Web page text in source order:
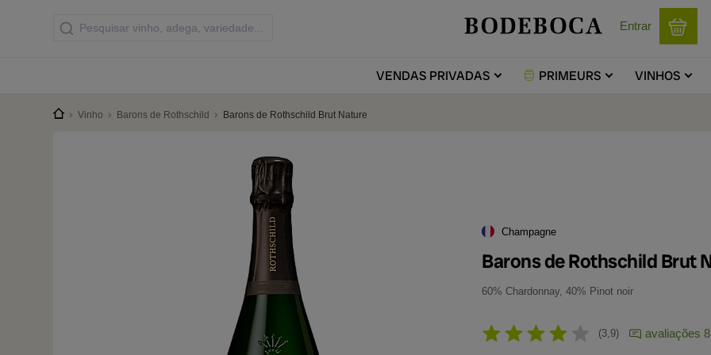
Entrar
VENDASPRIVADAS PRIMEURS VINHOS
Vinho Barons de Rothschild Barons de Rothschild Brut Nature
Champagne
Barons de Rothschild Brut
60% Chardonnay, 40% Pinot noir
3,9 avaliações 8